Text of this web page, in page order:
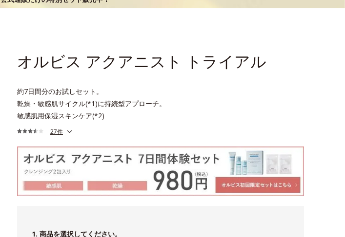
オルビス アクアニスト トライアル
約7日間分のお試しセット。
乾燥・敏感肌サイクル(*1)に持続型アプローチ。
敏感肌用保湿スキンケア(*2)
27件
1. 商品を選択してください。